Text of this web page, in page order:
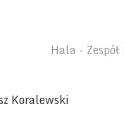
Hala -
Koralewski